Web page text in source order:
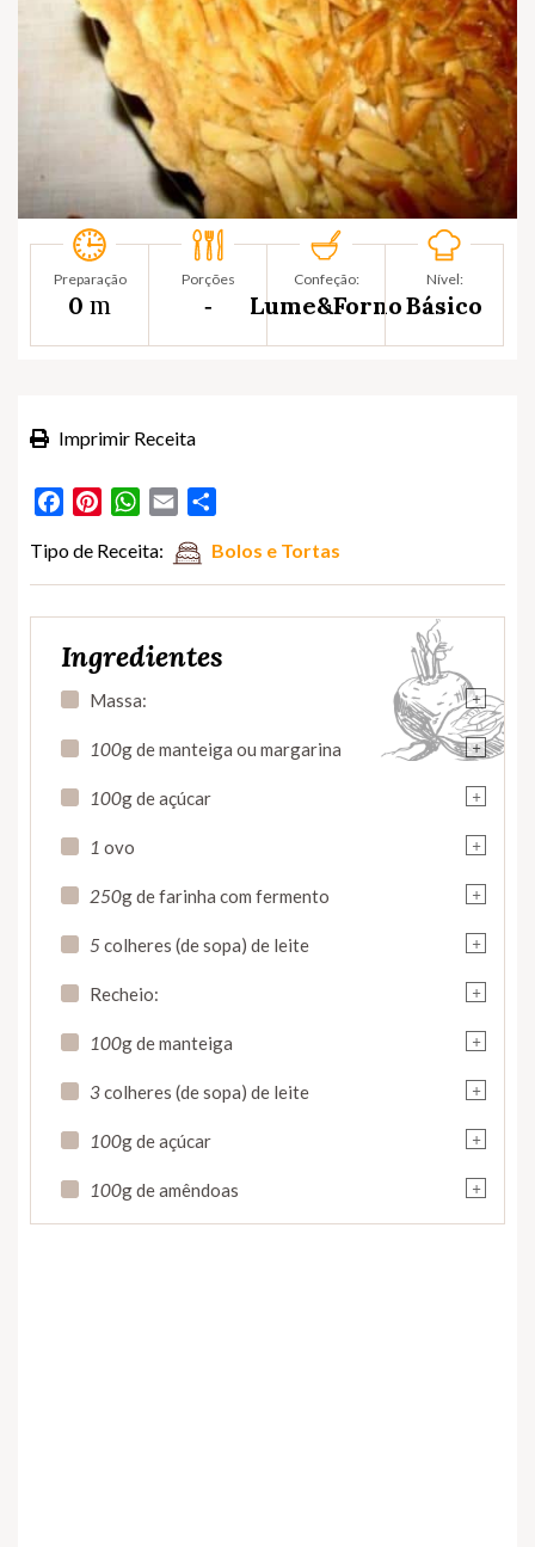
Preparação
0 m
Porções
‐
Confeção:
Lume&Forno
Nível:
Básico
Imprimir Receita
FacebookPinterestWhatsApp
Email
Tipo de Receita: Bolos e Tortas
Ingredientes
+
Massa:
+
100g de manteiga ou margarina
+
100g de açúcar
+
1 ovo
+
250g de farinha com fermento
+
5 colheres (de sopa) de leite
+
Recheio:
+
100g de manteiga
+
3colheres (de sopa) de leite
+
100g de açúcar
+
100g de amêndoas